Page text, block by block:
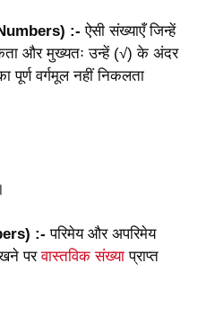
:-ऐसी संख्याएँ जिन्हें
और मुख्यतः उन्हें (√) के अंदर
पूर्ण वर्गमूल नहीं निकलता
:-परिमेय और अपरिमेय
परवास्तविक संख्या प्राप्त